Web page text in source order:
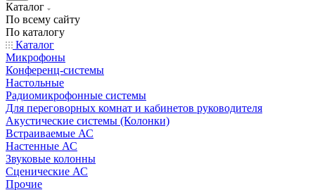
Каталог
По всему сайту
По каталогу
Каталог
Микрофоны
Конференц-системы
Настольные
Радиомикрофонные системы
Для переговорных комнат и кабинетов руководителя
Акустические системы (Колонки)
Встраиваемые АС
Настенные АС
Звуковые колонны
Сценические АС
Прочие